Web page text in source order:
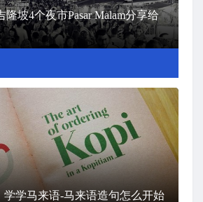
坡4个夜市Pasar Malam分享给
学学马来语-马来语造句怎么开始